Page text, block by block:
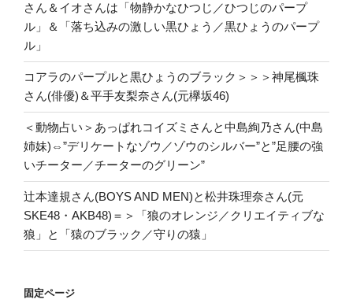
さん＆イオさんは「物静かなひつじ／ひつじのパープ
ル」＆「落ち込みの激しい黒ひょう／黒ひょうのパープ
ル」
コアラのパープルと黒ひょうのブラック＞＞＞神尾楓珠
さん(俳優)＆平手友梨奈さん(元欅坂46)
＜動物占い＞あっぱれコイズミさんと中島絢乃さん(中島
姉妹)⇔”デリケートなゾウ／ゾウのシルバー”と”足腰の強
いチーター／チーターのグリーン”
辻本達規さん(BOYS AND MEN)と松井珠理奈さん(元
SKE48・AKB48)＝＞「狼のオレンジ／クリエイティブな
狼」と「猿のブラック／守りの猿」
固定ページ